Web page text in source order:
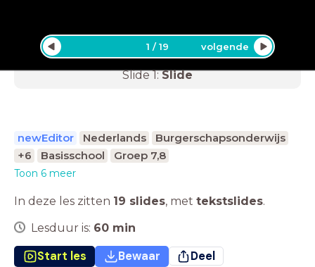
1 /19 volgende
Slide1:Slide
newEditor Nederlands
Burgerschapsonderwijs
+6
Basisschool Groep 7,8
Toon 6 meer
In deze les zitten 19 slides, met tekstslides.
Lesduur is: 60 min
Start les Bewaar Deel